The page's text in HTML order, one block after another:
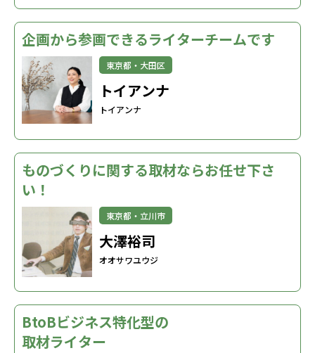
企画から参画できるライターチームです
東京都・大田区
トイアンナ
トイアンナ
ものづくりに関する取材ならお任せ下さ
い！
東京都・立川市
大澤裕司
オオサワユウジ
BtoBビジネス特化型の
取材ライター